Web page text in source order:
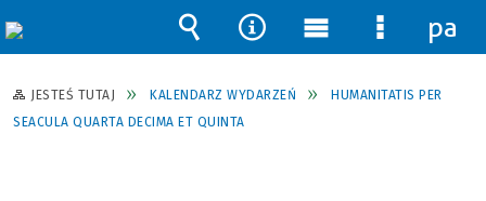
JESTEŚ TUTAJ KALENDARZ WYDARZEŃ
HUMANITATIS PER
SEACULA QUARTA DECIMA ET QUINTA
Wyszukiwarka
Narzędzia
Menu
główne
Menu